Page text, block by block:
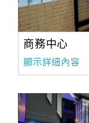
訂
房
請
款
收
據
商務中心
顯示詳細內容